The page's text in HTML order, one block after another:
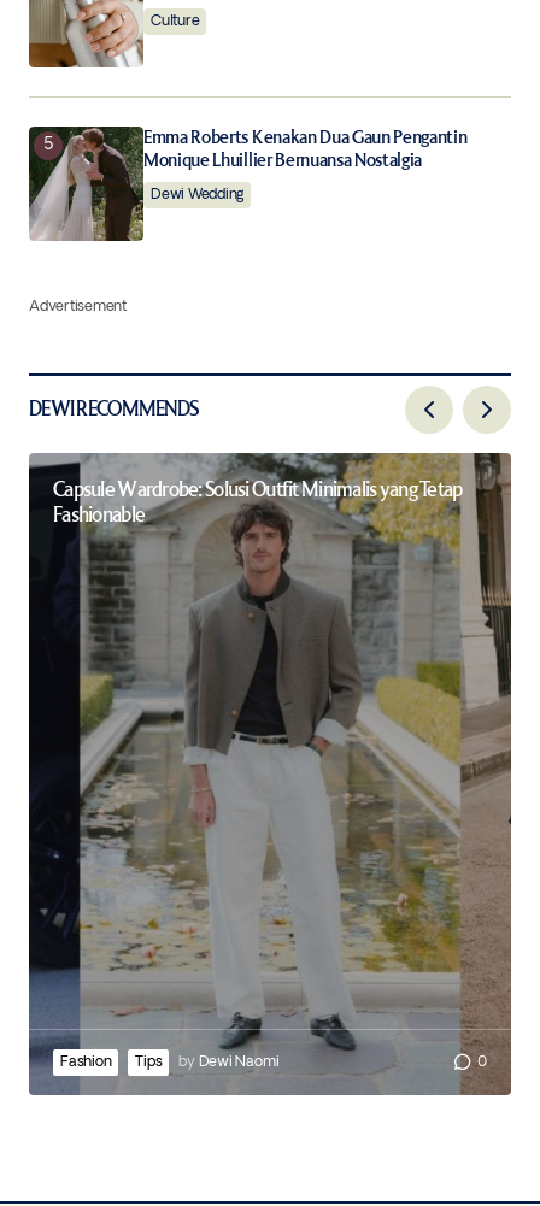
Culture
Emma Roberts Kenakan Dua Gaun Pengantin
Monique Lhuillier Bernuansa Nostalgia
Dewi Wedding
Advertisement
DEWI RECOMMENDS
Capsule Wardrobe: Solusi Outfit Minimalis yang Tetap
Fashionable
Fashion Tips by Dewi Naomi 0